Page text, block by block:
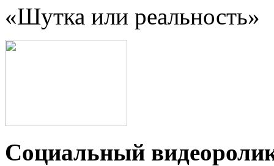
«Шутка или реальность»
Социальный